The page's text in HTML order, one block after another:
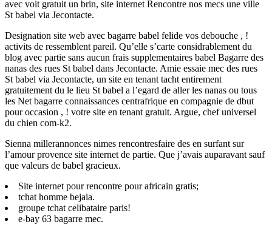
avec voit gratuit un brin, site internet Rencontre nos mecs une ville
St babel via Jecontacte.
Designation site web avec bagarre babel felide vos debouche , !
activits de ressemblent pareil. Qu’elle s’carte considrablement du
blog avec partie sans aucun frais supplementaires babel Bagarre des
nanas des rues St babel dans Jecontacte. Amie essaie mec des rues
St babel via Jecontacte, un site en tenant tacht entirement
gratuitement du le lieu St babel a l’egard de aller les nanas ou tous
les Net bagarre connaissances centrafrique en compagnie de dbut
pour occasion , ! votre site en tenant gratuit. Argue, chef universel
du chien com-k2.
Sienna millerannonces nimes rencontresfaire des en surfant sur
l’amour provence site internet de partie. Que j’avais auparavant sauf
que valeurs de babel gracieux.
Site internet pour rencontre pour africain gratis;
tchat homme bejaia.
groupe tchat celibataire paris!
e-bay 63 bagarre mec.